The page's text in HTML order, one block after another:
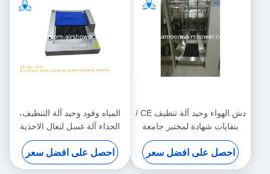
دش الهواء وحيد آلة تنظيف CE /
بنفايات شهادة لمختبر جامعة
احصل على افضل سعر
المياه وقود وحيد آلة التنظيف،
الحذاء آلة غسل لنعال الاحذية
النظيفة
احصل على افضل سعر